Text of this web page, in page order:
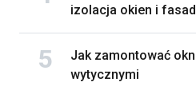
izolacja okien i fasad
Jak zamontować
wytycznymi